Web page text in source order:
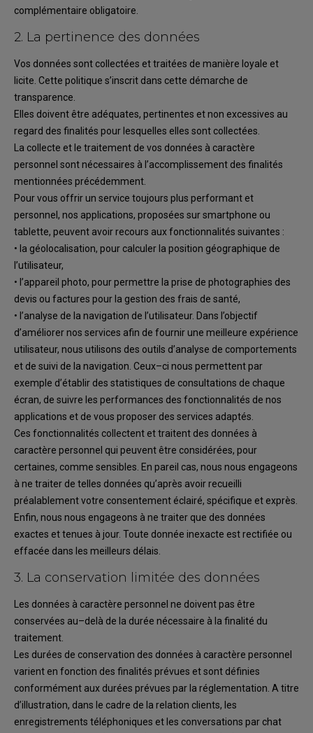
complémentaire obligatoire
2. La pertinence des données
Vos données sont collectées et traitées de manière loyale et
licite. Cette politique s’inscrit dans cette démarche de
transparence.
Elles doivent être adéquates, pertinentes et non excessives au
regard des finalités pour lesquelles elles sont collectées.
a collecte et le traitement de vos données à caractère
personnel sontnécessaires à l’accomplissement des finalités
mentionnées précédemment.
Pourvous offrir un service toujours plus performant et
personnel, nos applications, proposées sur smartphone ou
tablette, peuvent avoirrecours auxfonctionnalités suivantes :
• la géolocalisation, pour calculer la position géographique de
l’utilisateur,
• l’appareil photo, pour permettre la prise de photographies des
devis ou factures pour la gestion des frais de santé,
• l’analyse de la navigation de l’utilisateur. Dans l’objectif
d’améliorer nos services afin de fournir une meilleure expérience
utilisateur, nous utilisons des outils d’analyse de comportements
et de suivi de la navigation. Ceux–ci nous permettent par
exemple d’établir des statistiques de consultations de chaque
écran, de suivre les performances des fonctionnalités de nos
applications et de vous proposer des services adaptés.
Ces fonctionnalités collectent et traitent des données à
caractère personnel qui peuvent être considérées, pour
certaines, comme sensibles. En pareil cas, nous nous engageons
à ne traiter de telles données qu’après avoir recueilli
préalablement votre consentement éclairé, spécifique et exprès.
Enfin, nous nous engageons à ne traiter que des données
exactes et tenues à jour. Toute donnée inexacte est rectifiée ou
effacée dans les meilleurs délais
3. La conservation limitée des données
Les données à caractère personnel ne doivent pas être
conservées au–delà de la durée nécessaire à la finalité du
traitement.
Les durées de conservation des données à caractère personnel
varient en fonction des finalités prévues et sont définies
conformément aux durées prévues par la réglementation. A titre
d’illustration, dans le cadre de la relation clients, les
enregistrements téléphoniques et les conversations par chat